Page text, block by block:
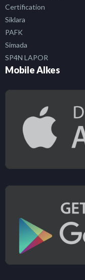
Certification
Siklara
PAFK
Simada
SP4N LAPOR
Mobile Alkes